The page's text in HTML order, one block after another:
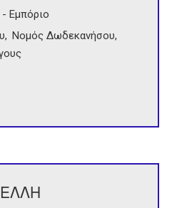
Εμπόριο
Νομός Δωδεκανήσου